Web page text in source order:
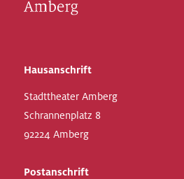
Hausanschrift
Stadttheater Amberg
Schrannenplatz 8
92224 Amberg
Postanschrift